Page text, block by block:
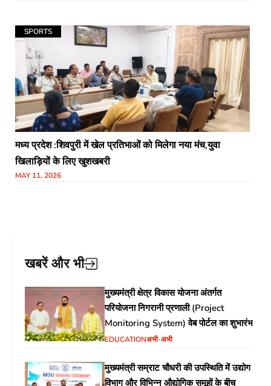
SPORTS
मध्य प्रदेश :शिवपुरी में खेल प्रतिभाओं को मिलेगा नया मंच,युवा
खिलाड़ियों के लिए खुशखबरी
MAY 11, 2026
खबरें और भी
मुख्यमंत्री क्षेत्र विकास योजना अंतर्गत
परियोजना निगरानी प्रणाली (Project
Monitoring System) वेब पोर्टल का शुभारंभ
EDUCATIONअभी-अभी
मुख्यमंत्री सम्राट चौधरी की उपस्थिति में उद्योग
विभाग और विभिन्न औद्योगिक समूहों के बीच